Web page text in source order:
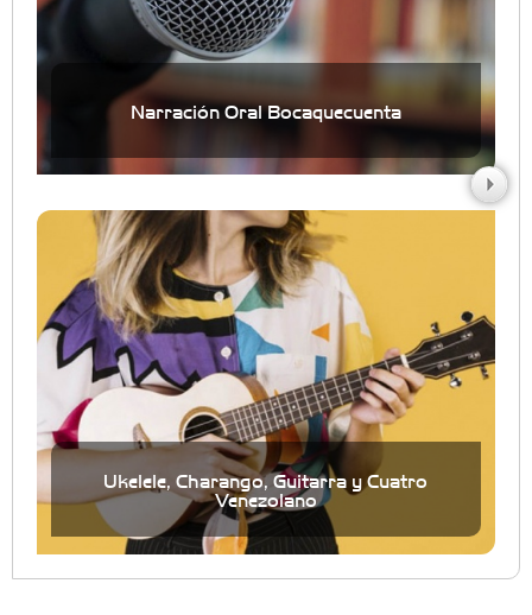
Narración Oral Bocaquecuenta
Ukelele, Charango, Guitarra y Cuatro
Venezolano